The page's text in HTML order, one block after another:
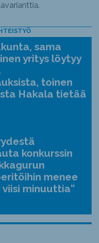
sama
yritys löytyy
toinen
Hakala tietää
konkurssin
menee
viisi minuuttia”